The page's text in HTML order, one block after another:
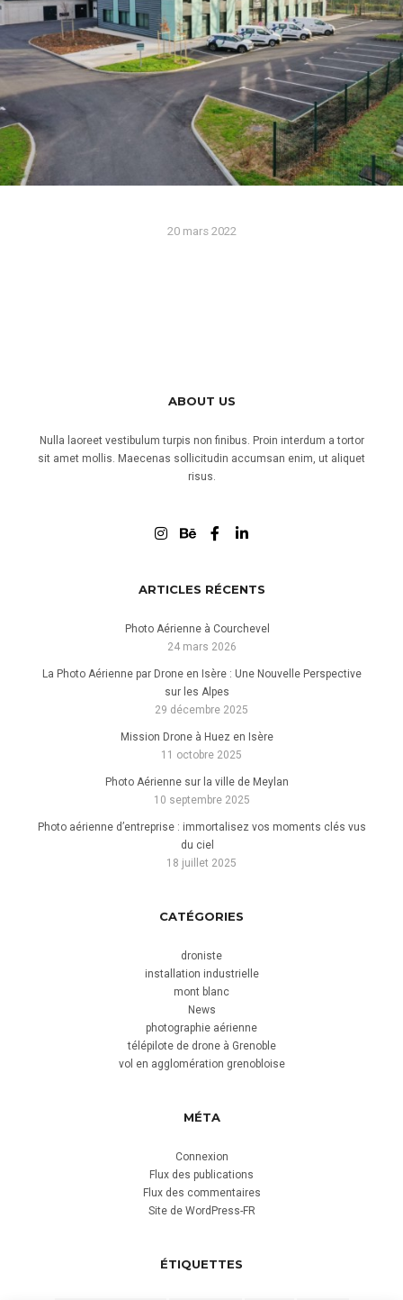
ensemble immobilier à travers des vues
aériennes.
Lire la suite
20 mars 2022
entreprise
Lire la suite
ABOUT US
Nulla laoreet vestibulum turpis non finibus. Proin interdum a tortor
sit amet mollis. Maecenas sollicitudin accumsan enim, ut aliquet
risus.
ARTICLES RÉCENTS
Photo Aérienne à Courchevel
24 mars 2026
La Photo Aérienne par Drone en Isère : Une Nouvelle Perspective
sur les Alpes
29 décembre 2025
Mission Drone à Huez en Isère
11 octobre 2025
Photo Aérienne sur la ville de Meylan
10 septembre 2025
Photo aérienne d’entreprise : immortalisez vos moments clés vus
du ciel
18 juillet 2025
CATÉGORIES
droniste
installation industrielle
mont blanc
News
photographie aérienne
télépilote de drone à Grenoble
vol en agglomération grenobloise
MÉTA
Connexion
Flux des publications
Flux des commentaires
Site de WordPress-FR
ÉTIQUETTES